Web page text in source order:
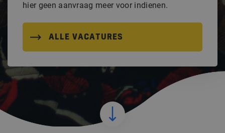
hier geen aanvraag meer voor indienen.
ALLE VACATURES